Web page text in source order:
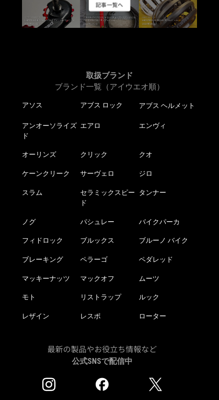
記事一覧へ
取扱ブランド
ブランド一覧（アイウエオ順）
アソス アブス ロック アブス ヘルメット
アンオーソライズ
ド
エアロ エンヴィ
オーリンズ クリック クオ
ケーンクリーク サーヴェロ ジロ
スラム
セラミックスピー
ド
タンナー
ノグ パシュレー バイクパーカ
フィドロック ブルックス ブルーノ バイク
ブレーキング ペラーゴ ペダレッド
マッキーナッツ マックオフ ムーツ
モト リストラップ ルック
レザイン レスポ ローター
最新の製品やお役立ち情報など
公式SNSで配信中